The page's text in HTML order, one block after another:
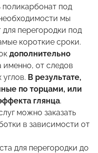
поликарбонат под
мы
перегородки под
короткие сроки.
дополнительно
именно, от следов
В результате,
по торцами, или
глянца.
можно заказать
в зависимости от
для перегородки до